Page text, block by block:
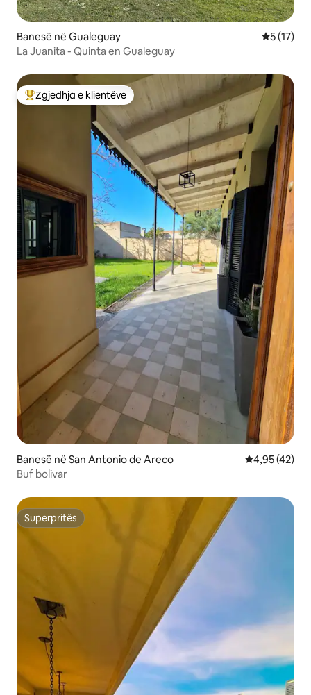
Banesë në Gualeguay Vlerësimi
5 (17)
La Juanita - Quinta en Gualeguay
Më të mirat e zgjedhjeve të klientëve
Zgjedhja e klientëve
Banesë në San Antonio de Areco Vlerësimi
4,95 (42)
Buf bolivar
Superpritës
Superpritës